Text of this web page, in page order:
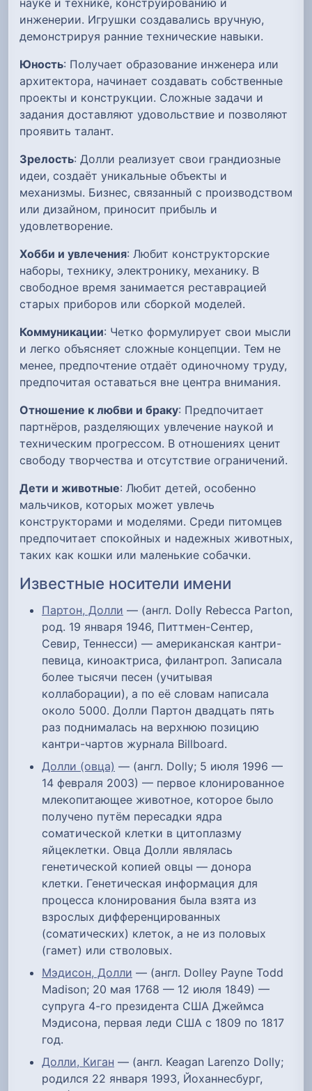
инженерии. Игрушки создавались вручную,
демонстрируя ранние технические навыки.
Юность: Получает образование инженера или
архитектора, начинает создавать собственные
проекты и конструкции. Сложные задачи и
задания доставляют удовольствие и позволяют
проявить талант.
Зрелость: Долли реализует свои грандиозные
идеи, создаёт уникальные объекты и
механизмы. Бизнес, связанный с производством
или дизайном, приносит прибыль и
удовлетворение.
Хобби и увлечения: Любит конструкторские
наборы, технику, электронику, механику. В
свободное время занимается реставрацией
старых приборов или сборкой моделей.
Коммуникации: Четко формулирует свои мысли
и легко объясняет сложные концепции. Тем не
менее, предпочтение отдаёт одиночному труду,
предпочитая оставаться вне центра внимания.
Отношение к любви и браку: Предпочитает
партнёров, разделяющих увлечение наукой и
техническим прогрессом. В отношениях ценит
свободу творчества и отсутствие ограничений.
Дети и животные: Любит детей, особенно
мальчиков, которых может увлечь
конструкторами и моделями. Среди питомцев
предпочитает спокойных и надежных животных,
таких как кошки или маленькие собачки.
Известные носители имени
Партон, Долли — (англ. Dolly Rebecca Parton,
род. 19 января 1946, Питтмен-Сентер,
Севир, Теннесси) — американская кантри-
певица, киноактриса, филантроп. Записала
более тысячи песен (учитывая
коллаборации), а по её словам написала
около 5000. Долли Партон двадцать пять
раз поднималась на верхнюю позицию
кантри-чартов журнала Billboard.
Долли (овца) — (англ. Dolly; 5 июля 1996 —
14 февраля 2003) — первое клонированное
млекопитающее животное, которое было
получено путём пересадки ядра
соматической клетки в цитоплазму
яйцеклетки. Овца Долли являлась
генетической копией овцы — донора
клетки. Генетическая информация для
процесса клонирования была взята из
взрослых дифференцированных
(соматических) клеток, а не из половых
(гамет) или стволовых.
Мэдисон, Долли — (англ. Dolley Payne Todd
Madison; 20 мая 1768 — 12 июля 1849) —
супруга 4-го президента США Джеймса
Мэдисона, первая леди США с 1809 по 1817
год.
Долли, Киган — (англ. Keagan Larenzo Dolly;
родился 22 января 1993, Йоханнесбург,